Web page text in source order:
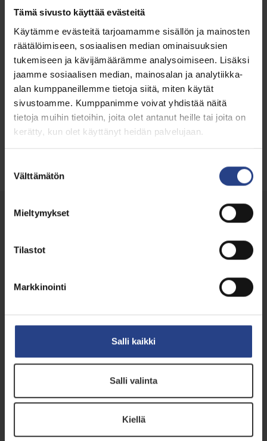
Tämä sivusto käyttää evästeitä
Käytämme evästeitä tarjoamamme sisällön ja mainosten
räätälöimiseen, sosiaalisen median ominaisuuksien
tukemiseen ja kävijämäärämme analysoimiseen. Lisäksi
jaamme sosiaalisen median, mainosalan ja analytiikka-
alan kumppaneillemme tietoja siitä, miten käytät
sivustoamme. Kumppanimme voivat yhdistää näitä
tietoja muihin tietoihin, joita olet antanut heille tai joita on
kerätty, kun olet käyttänyt heidän palvelujaan.
valinta
Välttämätön
Mieltymykset
Tilastot
Markkinointi
Salli kaikki
Salli valinta
Kiellä
verinäytteen sekä määrätä lääkemääräyksen.
kannettavan ultraäänilaitteen avulla (esim.
tiineysultra).
Tavallisin kotikäynnin syy on lemmikin eutanasia,
joka on lemmikille usein lempeämpi vaihtoehto.
Varaa aika
Röntgentutkimukset